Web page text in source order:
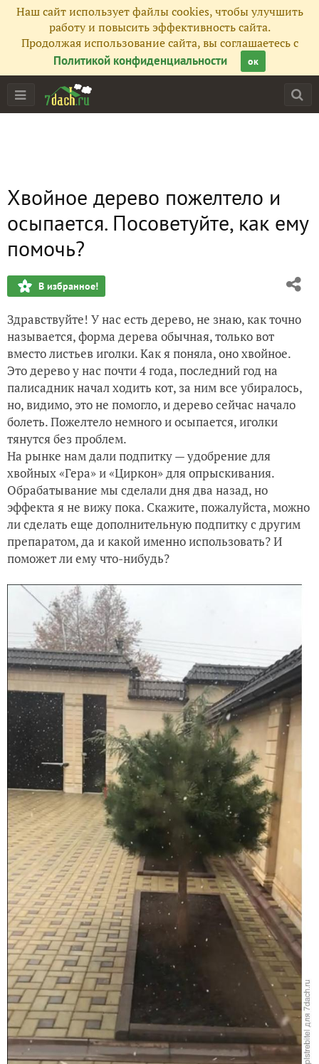
Наш сайт использует файлы cookies, чтобы улучшить
работу и повысить эффективность сайта.
Продолжая использование сайта, вы соглашаетесь с
Политикой конфиденциальности
ок
Хвойное дерево пожелтело и
осыпается. Посоветуйте, как ему
помочь?
В избранное!
Здравствуйте! У нас есть дерево, не знаю, как точно
называется, форма дерева обычная, только вот
вместо листьев иголки. Как я поняла, оно хвойное.
Это дерево у нас почти 4 года, последний год на
палисадник начал ходить кот, за ним все убиралось,
но, видимо, это не помогло, и дерево сейчас начало
болеть. Пожелтело немного и осыпается, иголки
тянутся без проблем.
На рынке нам дали подпитку — удобрение для
хвойных «Гера» и «Циркон» для опрыскивания.
Обрабатывание мы сделали дня два назад, но
эффекта я не вижу пока. Скажите, пожалуйста, можно
ли сделать еще дополнительную подпитку с другим
препаратом, да и какой именно использовать? И
поможет ли ему что-нибудь?